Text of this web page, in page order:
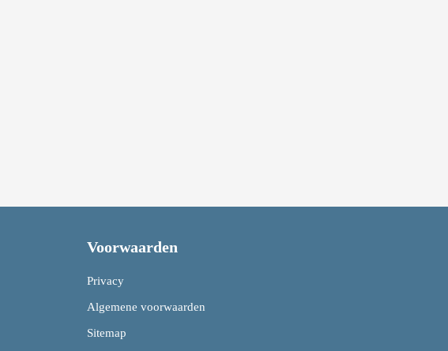
Voorwaarden
Privacy
Algemene voorwaarden
Sitemap